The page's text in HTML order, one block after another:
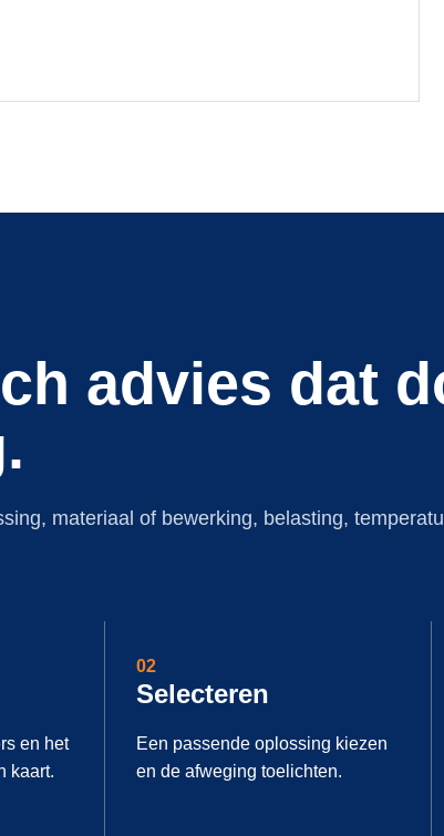
advies dat
materiaal of bewerking, belasting,
en het
kaart.
02
Selecteren
Een passende oplossing kiezen
en de afweging toelichten.